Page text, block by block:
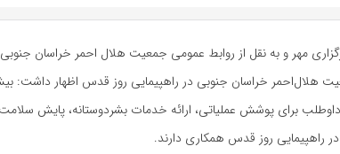
مهر و به نقل از روابط عمومی جمعیت هلال احمر خراسان
برای پوشش عملیاتی، ارائه خدمات بشردوستانه، پایش
راهپیمایی روز قدس همکاری دارند.